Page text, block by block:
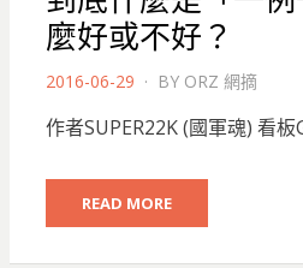
麼好或不好？
POSTED
2016-06-29 BY ORZ 網摘
作者SUPER22K (國軍魂) 看
READ MORE